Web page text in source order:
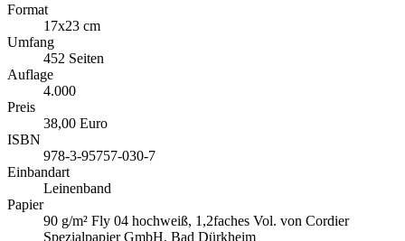
Format
17x23 cm
Umfang
452 Seiten
Auflage
4.000
Preis
38,00 Euro
ISBN
978-3-95757-030-7
Einbandart
Leinenband
Papier
90 g/m² Fly 04 hochweiß, 1,2faches Vol. von Cordier
Spezialpapier GmbH, Bad Dürkheim